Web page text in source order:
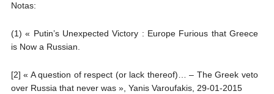
Notas:
(1) « Putin’s Unexpected Victory : Europe Furious that Greece
is Now a Russian.
[2] « A question of respect (or lack thereof)… – The Greek veto
over Russia that never was », Yanis Varoufakis, 29-01-2015